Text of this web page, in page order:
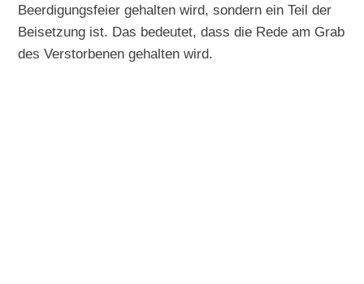
Beerdigungsfeier gehalten wird, sondern ein Teil der
Beisetzung ist. Das bedeutet, dass die Rede am Grab
des Verstorbenen gehalten wird.